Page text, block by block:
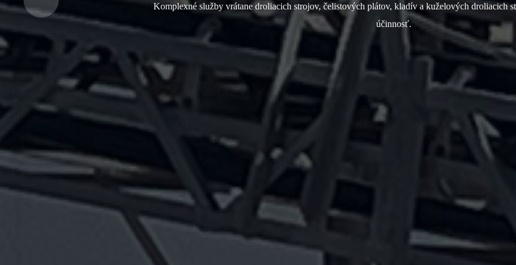
Komplexné služby vrátane droliacich strojov, čelistových plátov, kladív a kuželových droliacich
účinnosť.